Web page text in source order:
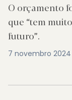
O orçamento
que “tem
futuro”.
7 novembro 2024